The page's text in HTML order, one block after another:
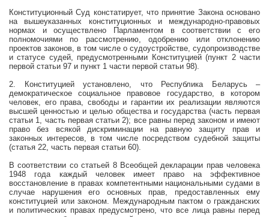
Конституционный Суд констатирует, что принятие Закона основано
на вышеуказанных конституционных и международно-правовых
нормах и осуществлено Парламентом в соответствии с его
полномочиями по рассмотрению, одобрению или отклонению
проектов законов, в том числе о судоустройстве, судопроизводстве
и статусе судей, предусмотренными Конституцией (пункт 2 части
первой статьи 97 и пункт 1 части первой статьи 98).
2. Конституцией установлено, что Республика Беларусь –
демократическое социальное правовое государство, в котором
человек, его права, свободы и гарантии их реализации являются
высшей ценностью и целью общества и государства (часть первая
статьи 1, часть первая статьи 2); все равны перед законом и имеют
право без всякой дискриминации на равную защиту прав и
законных интересов, в том числе посредством судебной защиты
(статья 22, часть первая статьи 60).
В соответствии со статьей 8 Всеобщей декларации прав человека
1948 года каждый человек имеет право на эффективное
восстановление в правах компетентными национальными судами в
случае нарушения его основных прав, предоставленных ему
конституцией или законом. Международным пактом о гражданских
и политических правах предусмотрено, что все лица равны перед